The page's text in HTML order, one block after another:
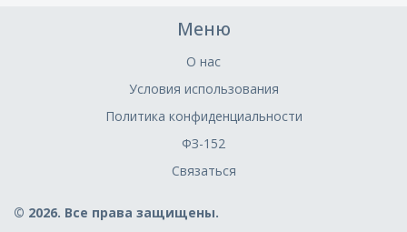
Меню
О нас
Условия использования
Политика конфиденциальности
ФЗ-152
Связаться
© 2026. Все права защищены.